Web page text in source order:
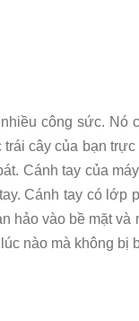
công sức. Nó
cây của bạn
Cánh tay của
Cánh tay có lớp
hảo vào bề mặt và
nào mà không bị